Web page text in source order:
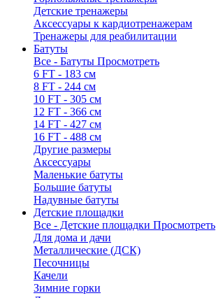
Детские тренажеры
Аксессуары к кардиотренажерам
Тренажеры для реабилитации
Батуты
Все - Батуты Просмотреть
6 FT - 183 см
8 FT - 244 см
10 FT - 305 см
12 FT - 366 см
14 FT - 427 см
16 FT - 488 см
Другие размеры
Аксессуары
Маленькие батуты
Большие батуты
Надувные батуты
Детские площадки
Все - Детские площадки Просмотреть
Для дома и дачи
Металлические (ДСК)
Песочницы
Качели
Зимние горки